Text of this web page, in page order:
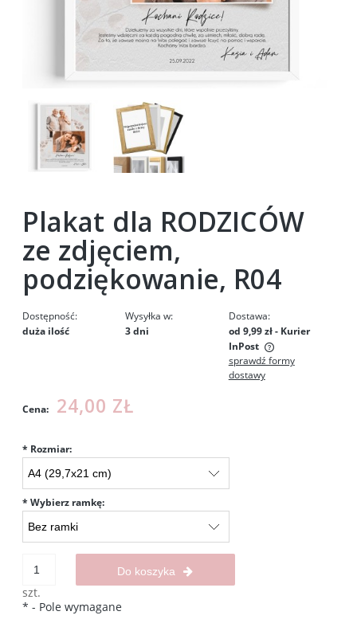
Plakat dla RODZICÓW
ze zdjęciem,
podziękowanie, R04
Dostępność:
duża ilość
Wysyłka w:
3 dni
Dostawa:
od 9,99 zł- Kurier
InPost
Cena nie zawiera ewentualnych kosztów płatności
sprawdź formy
dostawy
Cena: 24,00 ZŁ
* Rozmiar:
* Wybierz ramkę:
szt.
Do koszyka
* - Pole wymagane